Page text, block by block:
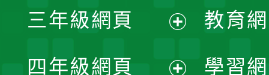
選
單
開
選
三年級網頁
四年級網頁
教育
學習